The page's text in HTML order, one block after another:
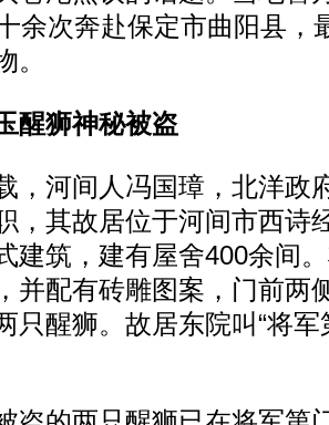
余次奔赴保定市曲阳县，
。
醒狮神秘被盗
河间人冯国璋，北洋政
，其故居位于河间市西诗
建筑，建有屋舍400余间
并配有砖雕图案，门前两
只醒狮。故居东院叫“将军